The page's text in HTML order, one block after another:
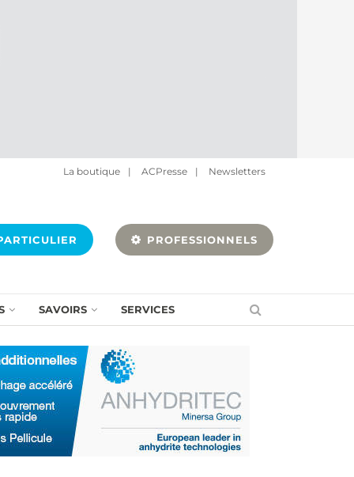
La boutique | ACPresse | Newsletters
PROFESSIONNELS
SAVOIRS SERVICES